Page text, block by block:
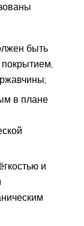
быть
в плане
и